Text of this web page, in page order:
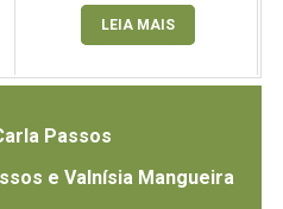
LEIA MAIS
Passos
e Valnísia Mangueira